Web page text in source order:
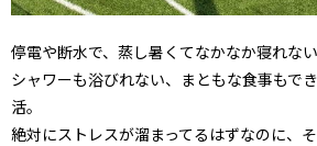
停電や断水で、蒸し暑くてなかなか寝れない
シャワーも浴びれない、まともな食事もで
活。
絶対にストレスが溜まってるはずなのに、